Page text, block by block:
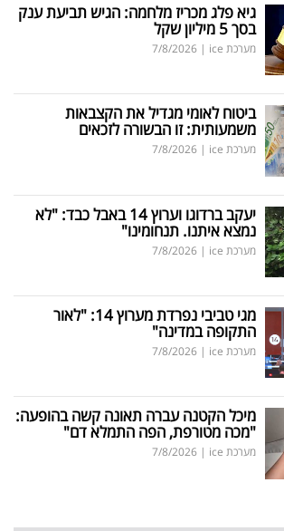
גיא פלג מכריז מלחמה: הגיש תביעת ענק
בסך 5 מיליון שקל
מערכת ice |
7/8/2026
ביטוח לאומי מגדיל את הקצבאות
משמעותית: זו הבשורה לזכאים
מערכת ice |
7/8/2026
יעקב ברדוגו וערוץ 14 באבל כבד: "לא
נמצא איתנו. תנחומינו"
מערכת ice |
7/8/2026
מגי טביבי נפרדת מערוץ 14: "לאור
התקופה במדינה"
מערכת ice |
7/8/2026
מיכל הקטנה עברה תאונה קשה בהופעה:
"מכה מטורפת, הפה התמלא דם"
מערכת ice |
7/8/2026